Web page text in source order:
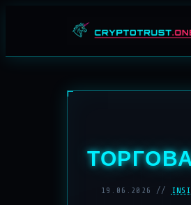
19.06.2026 //